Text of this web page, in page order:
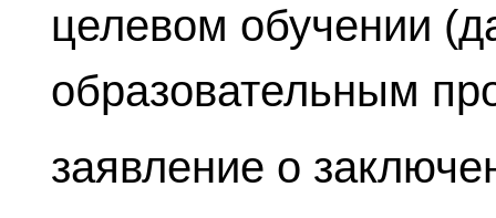
целевом обучении
образовательным
заявление о